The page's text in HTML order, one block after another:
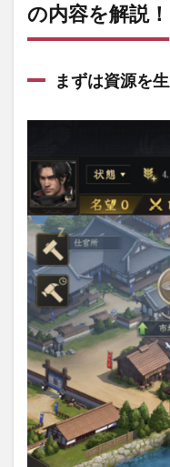
の内容を解説！
まずは資源を